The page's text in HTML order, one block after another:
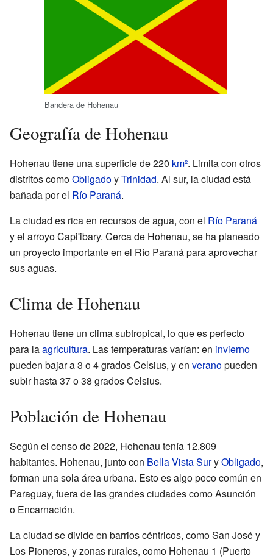
Bandera de Hohenau
Geografía de Hohenau
Hohenau tiene una superficie de 220 km². Limita con otros
distritos comoObligadoyTrinidad. Al sur, la ciudad está
bañada por el Río Paraná.
La ciudad es rica en recursos de agua, con el Río Paraná
y el arroyo Capi'ibary. Cerca de Hohenau, se ha planeado
un proyecto importante en el Río Paraná para aprovechar
sus aguas.
Clima de Hohenau
Hohenau tiene un clima subtropical, lo que es perfecto
para laagricultura. Las temperaturas varían: en invierno
pueden bajar a 3 o 4 grados Celsius, y en veranopueden
subir hasta 37 o 38 grados Celsius.
Población de Hohenau
Según el censo de 2022, Hohenau tenía 12.809
habitantes. Hohenau, junto con Bella Vista SuryObligado,
forman una sola área urbana. Esto es algo poco común en
Paraguay, fuera de las grandes ciudades como Asunción
o Encarnación.
La ciudad se divide en barrios céntricos, como San José y
Los Pioneros, y zonas rurales, como Hohenau 1 (Puerto